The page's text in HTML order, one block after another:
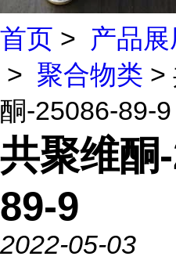
首页 > 产品展
> 聚合物类 >
酮-25086-89-9
共聚维酮
89-9
2022-05-03